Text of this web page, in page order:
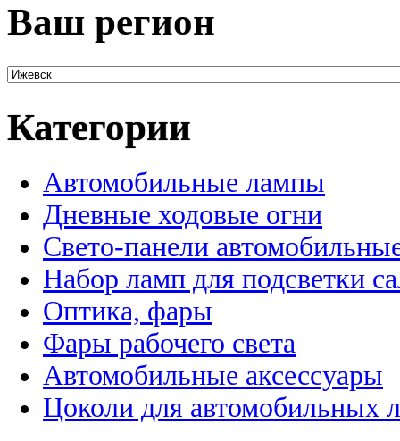
Ваш регион
Категории
Автомобильные лампы
Дневные ходовые огни
Свето-панели
Набор ламп для подсветки
Оптика, фары
Фары рабочего света
Автомобильные аксессуары
Цоколи для автомобильных